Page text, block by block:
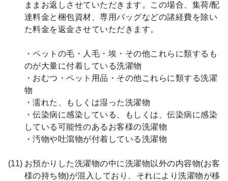
ままお返しさせていただきます。この場合、集荷/配
達料金と梱包資材、専用バッグなどの諸経費を除い
た料金を返金させていただきます。
・ペットの毛・人毛・埃・その他これらに類するも
のが大量に付着している洗濯物
・おむつ・ペット用品・その他これらに類する洗濯
物
・濡れた、もしくは湿った洗濯物
・伝染病に感染している、もしくは、伝染病に感染
している可能性のあるお客様の洗濯物
・汚物や吐瀉物が付着している洗濯物
お預かりした洗濯物の中に洗濯物以外の内容物(お客
様の持ち物)が混入しており、それにより洗濯物が移